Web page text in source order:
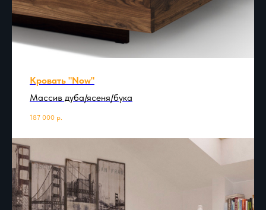
Кровать "Now"
Массив дуба/ясеня/бука
187 000 р.